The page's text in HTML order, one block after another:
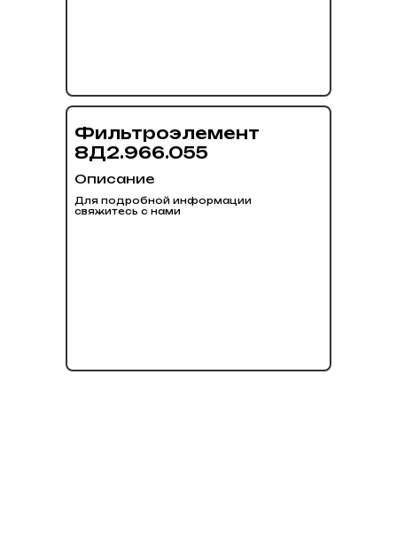
Фильтроэлемент
8Д2.966.055
Описание
Для подробной информации
свяжитесь с нами